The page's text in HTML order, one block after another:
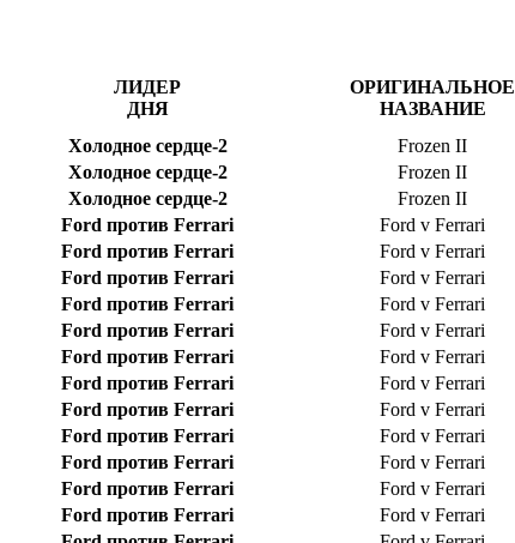
ЛИДЕР
ДНЯ
ОРИГИНАЛЬНОЕ
НАЗВАНИЕ
Холодное сердце-2 Frozen II
Холодное сердце-2 Frozen II
Холодное сердце-2 Frozen II
Ford против Ferrari Ford v Ferrari
Ford против Ferrari Ford v Ferrari
Ford против Ferrari Ford v Ferrari
Ford против Ferrari Ford v Ferrari
Ford против Ferrari Ford v Ferrari
Ford против Ferrari Ford v Ferrari
Ford против Ferrari Ford v Ferrari
Ford против Ferrari Ford v Ferrari
Ford против Ferrari Ford v Ferrari
Ford против Ferrari Ford v Ferrari
Ford против Ferrari Ford v Ferrari
Ford против Ferrari Ford v Ferrari